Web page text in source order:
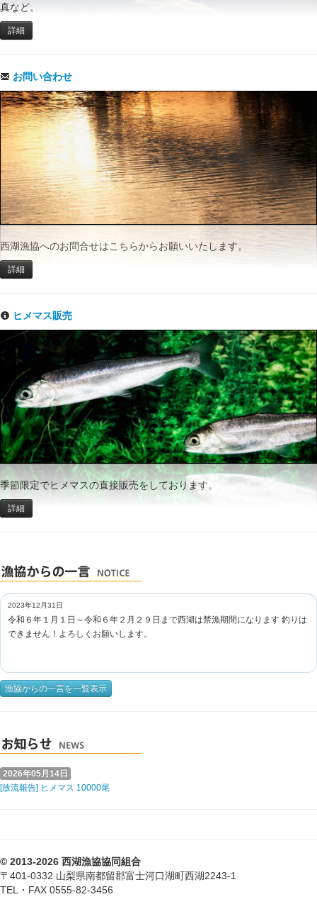
真など。
詳細
お問い合わせ
西湖漁協へのお問合せはこちらからお願いいたします。
詳細
ヒメマス販売
季節限定でヒメマスの直接販売をしております。
詳細
2023年12月31日
令和６年１月１日～令和６年２月２９日まで西湖は禁漁期間になります 釣りは
できません！よろしくお願いします。
漁協からの一言を一覧表示
2026年05月14日
[放流報告] ヒメマス 10000尾
© 2013-2026 西湖漁協協同組合
〒401-0332 山梨県南都留郡富士河口湖町西湖2243-1
TEL・FAX 0555-82-3456